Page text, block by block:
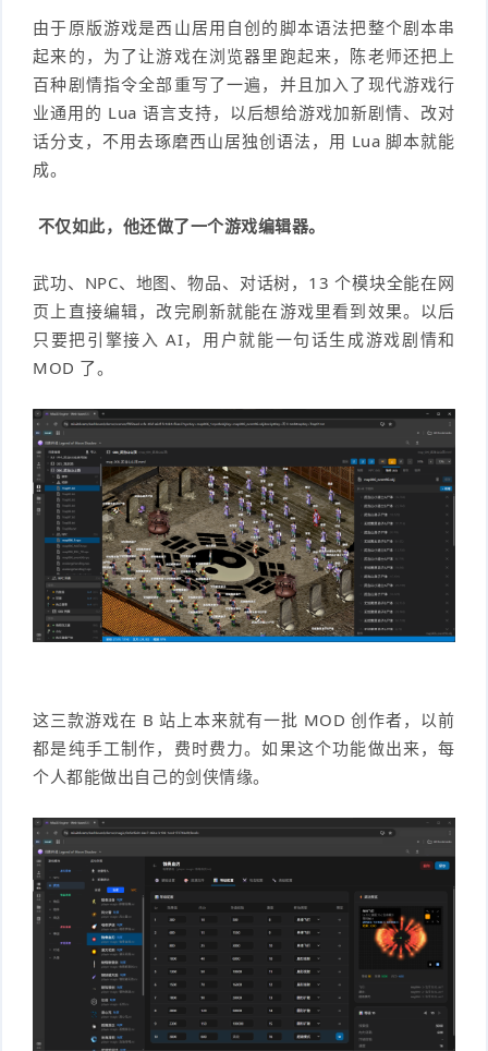
由于原版游戏是西山居用自创的脚本语法把整个剧本串
起来的，为了让游戏在浏览器里跑起来，陈老师还把上
百种剧情指令全部重写了一遍，并且加入了现代游戏行
业通用的 Lua 语言支持，以后想给游戏加新剧情、改对
话分支，不用去琢磨西山居独创语法，用 Lua 脚本就能
成。
不仅如此，他还做了一个游戏编辑器。
武功、NPC、地图、物品、对话树，13 个模块全能在网
页上直接编辑，改完刷新就能在游戏里看到效果。以后
只要把引擎接入 AI，用户就能一句话生成游戏剧情和
MOD 了。
这三款游戏在 B 站上本来就有一批 MOD 创作者，以前
都是纯手工制作，费时费力。如果这个功能做出来，每
个人都能做出自己的剑侠情缘。